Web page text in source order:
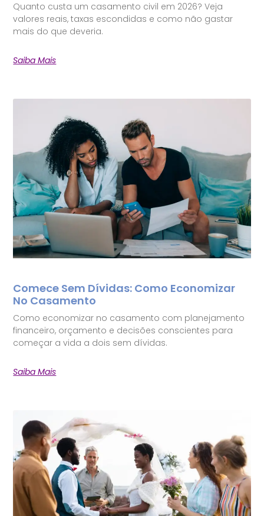
Quanto custa um casamento civil em 2026? Veja
valores reais, taxas escondidas e como não gastar
mais do que deveria.
Saiba Mais
Comece Sem Dívidas: Como Economizar
No Casamento
Como economizar no casamento com planejamento
financeiro, orçamento e decisões conscientes para
começar a vida a dois sem dívidas.
Saiba Mais